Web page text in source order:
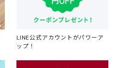
LINE公式アカウントがパワーア
ップ！